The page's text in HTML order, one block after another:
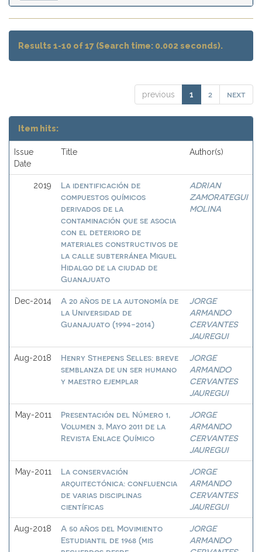
Results 1-10 of 17 (Search time: 0.002 seconds).
previous 1 2 next
Item hits:
Issue
Date
Title Author(s)
2019
La identificación de
compuestos químicos
derivados de la
contaminación que se asocia
con el deterioro de
materiales constructivos de
la calle subterránea Miguel
Hidalgo de la ciudad de
Guanajuato
ADRIAN
ZAMORATEGUI
MOLINA
Dec-2014
A 20 años de la autonomía de
la Universidad de
Guanajuato (1994-2014)
JORGE
ARMANDO
CERVANTES
JAUREGUI
Aug-2018
Henry Sthepens Selles: breve
semblanza de un ser humano
y maestro ejemplar
JORGE
ARMANDO
CERVANTES
JAUREGUI
May-2011
Presentación del Número 1,
Volumen 3, Mayo 2011 de la
Revista Enlace Químico
JORGE
ARMANDO
CERVANTES
JAUREGUI
May-2011
La conservación
arquitectónica: confluencia
de varias disciplinas
científicas
JORGE
ARMANDO
CERVANTES
JAUREGUI
Aug-2018
A 50 años del Movimiento
Estudiantil de 1968 (mis
JORGE
ARMANDO